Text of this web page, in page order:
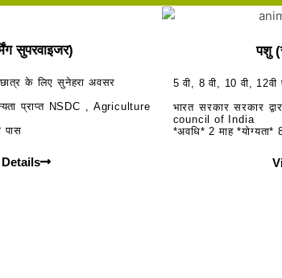
सुपरवाइजर)
के लिए सुनेहरा अवसर
प्राप्त NSDC , Agriculture
पास
पशु
5 वी, 8 वी, 10 वी,
भारत सरकार सरकार
council of India
*अवधि* 2 माह *योग्यता*